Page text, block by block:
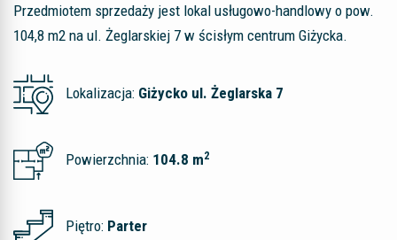
Przedmiotem sprzedaży jest lokal usługowo-handlowy o pow.
104,8 m2 na ul. Żeglarskiej 7 w ścisłym centrum Giżycka.
Lokalizacja: Giżycko ul. Żeglarska 7
Powierzchnia: 104.8 m2
Piętro: Parter